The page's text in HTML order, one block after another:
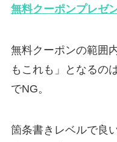
無料クーポンプレゼ
無料クーポンの範囲
もこれも」となるの
でNG。
箇条書きレベルで良